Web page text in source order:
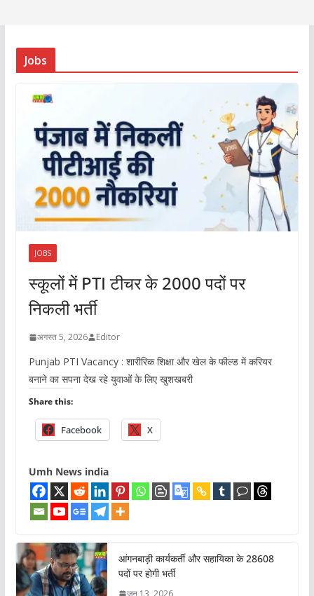
Jobs
JOBS
स्कूलों में PTI टीचर के 2000 पदों पर
निकली भर्ती
अगस्त 5, 2026 Editor
Punjab PTI Vacancy : शारीरिक शिक्षा और खेल के फील्ड में करियर
बनाने का सपना देख रहे युवाओं के लिए खुशखबरी
Share this:
Facebook X
Umh News india
आंगनबाड़ी कार्यकर्ती और सहायिका के 28608
पदों पर होगी भर्ती